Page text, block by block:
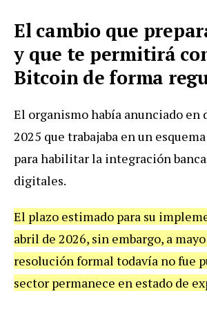
El cambio que
y que te permitirá
Bitcoin de forma
El organismo había anunciado en
2025 que trabajaba en un
para habilitar la integración
digitales.
El plazo estimado para su
abril de 2026, sin embargo, a
resolución formal todavía no fue
sector permanece en estado de